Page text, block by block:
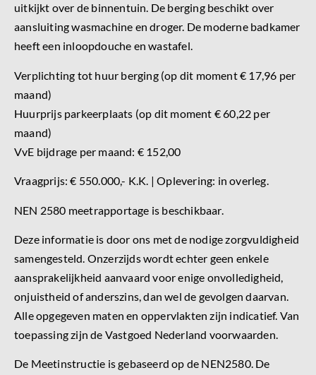
uitkijkt over de binnentuin. De berging beschikt over
aansluiting wasmachine en droger. De moderne badkamer
heeft een inloopdouche en wastafel.
Verplichting tot huur berging (op dit moment € 17,96 per
maand)
Huurprijs parkeerplaats (op dit moment € 60,22 per
maand)
VvE bijdrage per maand: € 152,00
Vraagprijs: € 550.000,- K.K. | Oplevering: in overleg.
NEN 2580 meetrapportage is beschikbaar.
Deze informatie is door ons met de nodige zorgvuldigheid
samengesteld. Onzerzijds wordt echter geen enkele
aansprakelijkheid aanvaard voor enige onvolledigheid,
onjuistheid of anderszins, dan wel de gevolgen daarvan.
Alle opgegeven maten en oppervlakten zijn indicatief. Van
toepassing zijn de Vastgoed Nederland voorwaarden.
De Meetinstructie is gebaseerd op de NEN2580. De